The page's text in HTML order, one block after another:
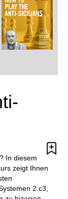
In diesem
zeigt Ihnen
2.c3,